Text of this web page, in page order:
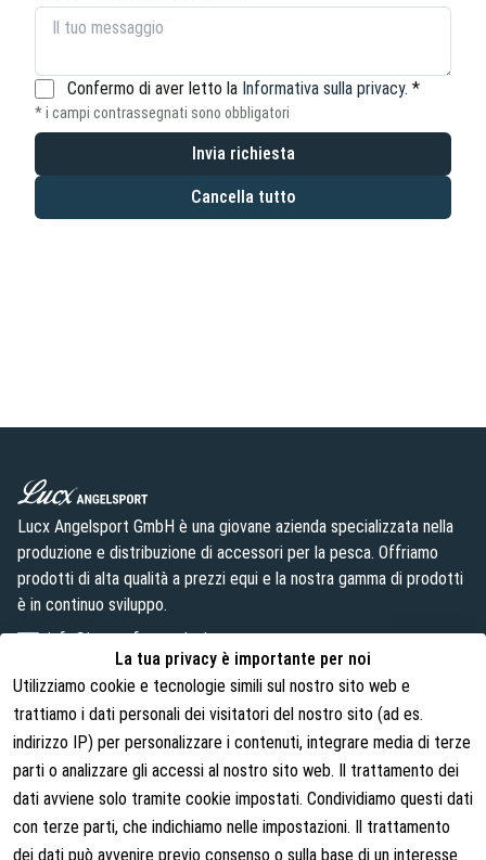
Confermo di aver letto la Informativa sulla privacy. *
* i campi contrassegnati sono obbligatori
Cancella tutto
Invia richiesta
La tua privacy è importante per noi
Utilizziamo cookie e tecnologie simili sul nostro sito web e
trattiamo i dati personali dei visitatori del nostro sito (ad es.
indirizzo IP) per personalizzare i contenuti, integrare media di terze
parti o analizzare gli accessi al nostro sito web. Il trattamento dei
dati avviene solo tramite cookie impostati. Condividiamo questi dati
con terze parti, che indichiamo nelle impostazioni. Il trattamento
dei dati può avvenire previo consenso o sulla base di un interesse
Lucx Angelsport GmbH è una giovane azienda specializzata nella
produzione e distribuzione di accessori per la pesca. Offriamo
prodotti di alta qualità a prezzi equi e la nostra gamma di prodotti
è in continuo sviluppo.
info@lust-aufs-angeln.de
Note legali
Termini e condizioni
Diritti di recesso
Chi siamo
Chi siamo
Contatti